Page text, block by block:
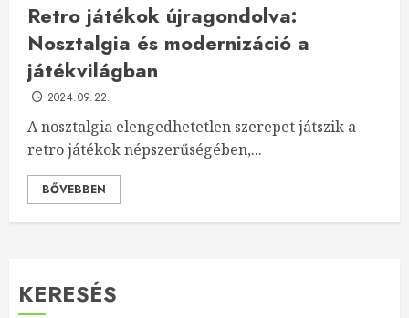
Retro játékok újragondolva:
Nosztalgia és modernizáció a
játékvilágban
2024.09.22.
A nosztalgia elengedhetetlen szerepet játszik a
retro játékok népszerűségében,...
BŐVEBBEN
KERESÉS